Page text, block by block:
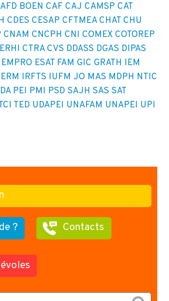
BOEN CAF CAJ CAMSP CAT
CDES CESAP CFTMEA CHAT CHU
CNAM CNCPH CNI COMEX COTOREP
CTRA CVS DDASS DGAS DIPAS
EMPRO ESAT FAM GIC GRATH IEM
IRFTS IUFM JO MAS MDPH NTIC
PEI PMI PSD SAJH SAS SAT
TED UDAPEI UNAFAM UNAPEI UPI
? Contacts